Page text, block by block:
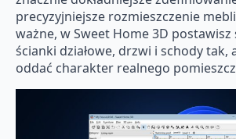
precyzyjniejsze rozmieszczenie
ważne, w Sweet Home 3D postawisz
ścianki działowe, drzwi i schody tak,
oddać charakter realnego